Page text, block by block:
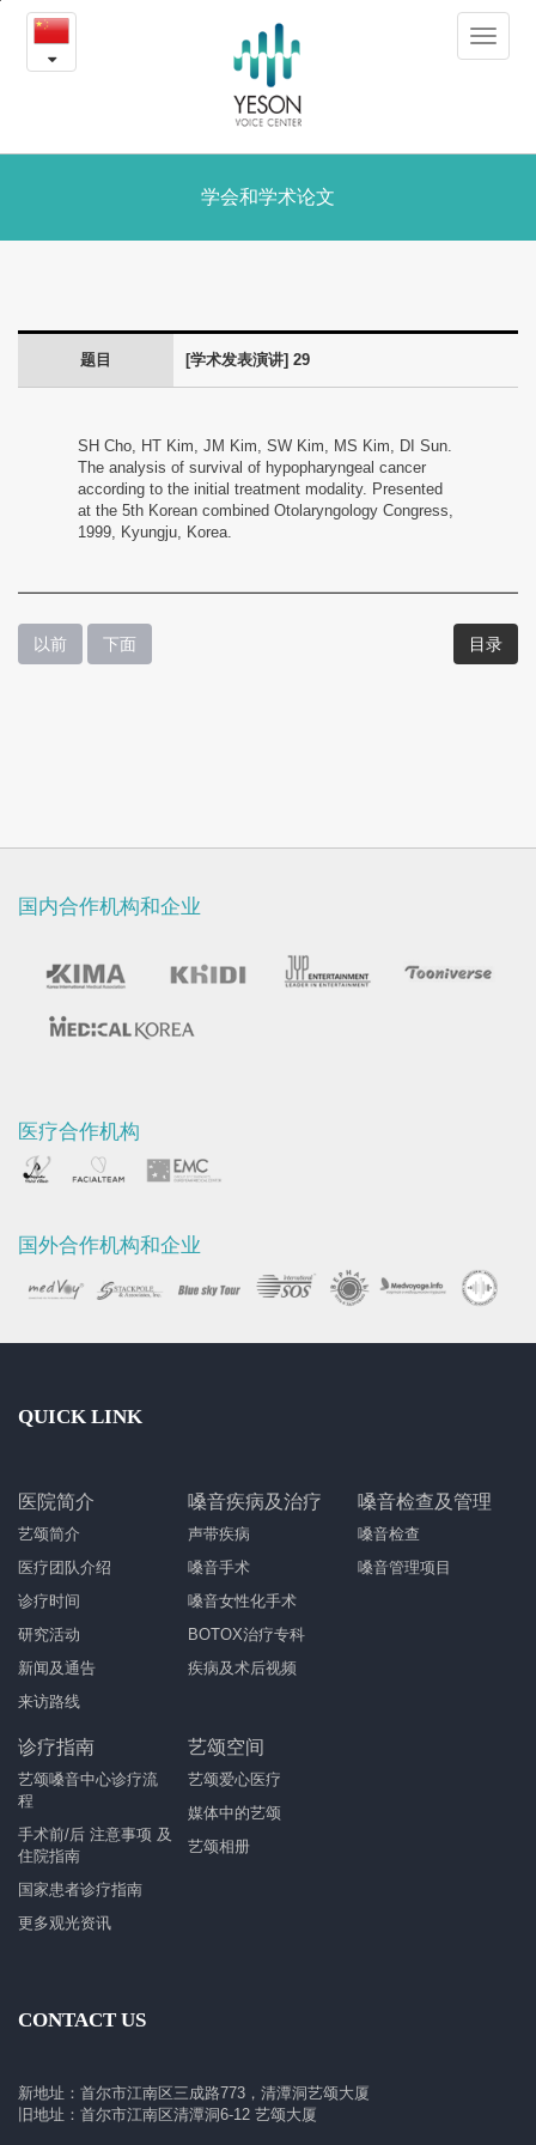
29
会
学
论
文
Toggle
学会和学术论文
题目 [学术发表演讲] 29
SH Cho, HT Kim, JM Kim, SW Kim, MS Kim, DI Sun.
The analysis of survival of hypopharyngeal cancer
according to the initial treatment modality. Presented
at the 5th Korean combined Otolaryngology Congress,
1999, Kyungju, Korea.
以前 下面 目录
国内合作机构和企业
医疗合作机构
国外合作机构和企业
QUICK LINK
医院简介
艺颂简介
医疗团队介绍
诊疗时间
研究活动
新闻及通告
来访路线
嗓音疾病及治疗
声带疾病
嗓音手术
嗓音女性化手术
BOTOX治疗专科
疾病及术后视频
嗓音检查及管理
嗓音检查
嗓音管理项目
诊疗指南
艺颂嗓音中心诊疗流
程
手术前/后 注意事项 及
住院指南
国家患者诊疗指南
更多观光资讯
艺颂空间
艺颂爱心医疗
媒体中的艺颂
艺颂相册
CONTACT US
新地址：首尔市江南区三成路773，清潭洞艺颂大厦
旧地址：首尔市江南区清潭洞6-12 艺颂大厦